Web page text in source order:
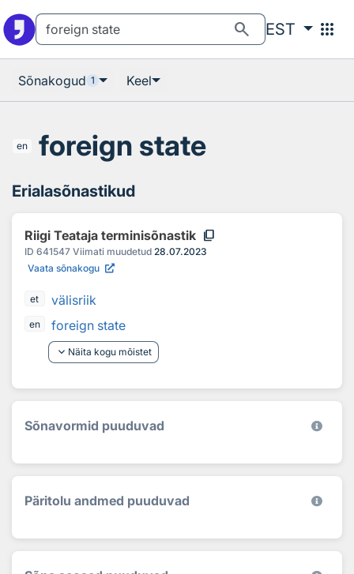
search EST apps
Sõnakogud 1 Keel
en foreign state
Erialasõnastikud
Riigi Teataja terminisõnastik content_copy
ID 641547 Viimati muudetud 28.07.2023
Vaata sõnakogu
et välisriik
en
foreign state
keyboard_arrow_down Näita kogu mõistet
Sõnavormid puuduvad
Päritolu andmed puuduvad